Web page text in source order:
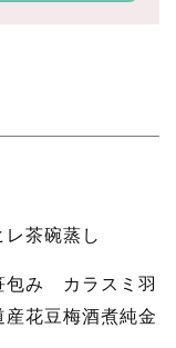
茶碗蒸し
み カラスミ羽
花豆梅酒煮純金